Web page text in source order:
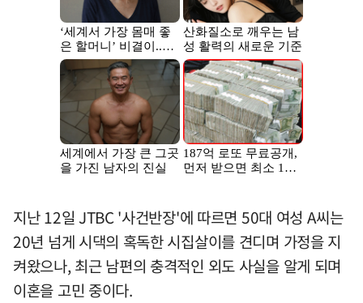
지난 12일 JTBC '사건반장'에 따르면 50대 여성 A씨는
20년 넘게 시댁의 혹독한 시집살이를 견디며 가정을 지
켜왔으나, 최근 남편의 충격적인 외도 사실을 알게 되며
이혼을 고민 중이다.